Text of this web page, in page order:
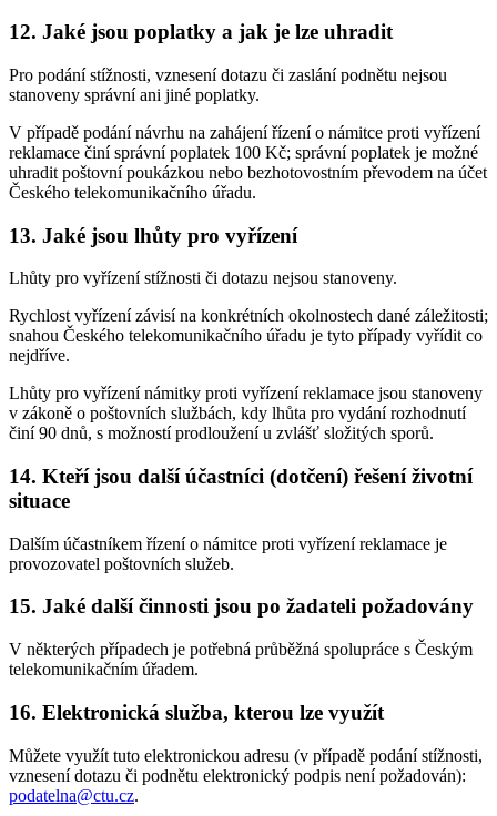
12. Jaké jsou poplatky a jak je lze uhradit
Pro podání stížnosti, vznesení dotazu či zaslání podnětu nejsou
stanoveny správní ani jiné poplatky.
V případě podání návrhu na zahájení řízení o námitce proti vyřízení
reklamace činí správní poplatek 100 Kč; správní poplatek je možné
uhradit poštovní poukázkou nebo bezhotovostním převodem na účet
Českého telekomunikačního úřadu.
13. Jaké jsou lhůty pro vyřízení
Lhůty pro vyřízení stížnosti či dotazu nejsou stanoveny.
Rychlost vyřízení závisí na konkrétních okolnostech dané záležitosti;
snahou Českého telekomunikačního úřadu je tyto případy vyřídit co
nejdříve.
Lhůty pro vyřízení námitky proti vyřízení reklamace jsou stanoveny
v zákoně o poštovních službách, kdy lhůta pro vydání rozhodnutí
činí 90 dnů, s možností prodloužení u zvlášť složitých sporů.
14. Kteří jsou další účastníci (dotčení) řešení životní
situace
Dalším účastníkem řízení o námitce proti vyřízení reklamace je
provozovatel poštovních služeb.
15. Jaké další činnosti jsou po žadateli požadovány
V některých případech je potřebná průběžná spolupráce s Českým
telekomunikačním úřadem.
16. Elektronická služba, kterou lze využít
Můžete využít tuto elektronickou adresu (v případě podání stížnosti,
vznesení dotazu či podnětu elektronický podpis není požadován):
podatelna@ctu.cz.